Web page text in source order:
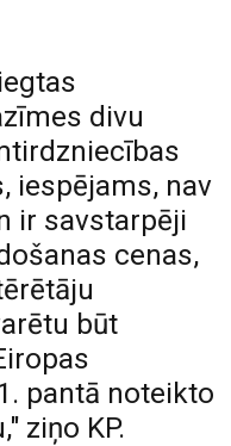
divu
iespējams, nav
ir savstarpēji
cenas,
būt
pantā noteikto
ziņo KP.